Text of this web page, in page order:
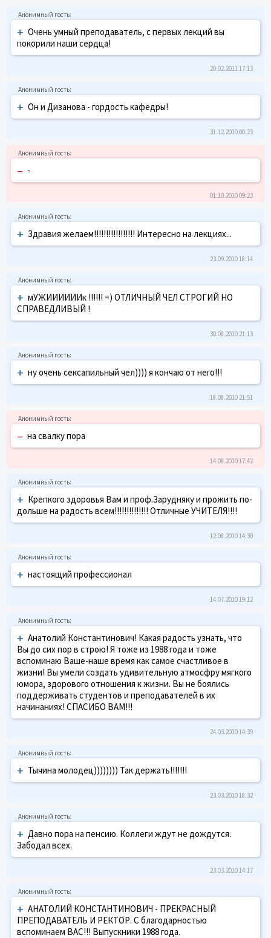
+ Очень умный преподаватель, с первых лекций вы
покорили наши сердца!
20.02.2011 17:13
+ Он и Дизанова - гордость кафедры!
31.12.2010 00:23
– -
01.10.2010 09:23
+ Здравия желаем!!!!!!!!!!!!!!!!! Интересно на лекциях...
23.09.2010 18:14
+ мУЖИИИИИИк !!!!!! =) ОТЛИЧНЫЙ ЧЕЛ СТРОГИЙ НО
СПРАВЕДЛИВЫЙ !
30.08.2010 21:13
+ ну очень сексапильный чел)))) я кончаю от него!!!
18.08.2010 21:51
– на свалку пора
14.08.2010 17:42
+ Крепкого здоровья Вам и проф.Зарудняку и прожить по-
дольше на радость всем!!!!!!!!!!!!!! Отличные УЧИТЕЛЯ!!!!
12.08.2010 14:30
+ настоящий профессионал
14.07.2010 19:12
+ Анатолий Константинович! Какая радость узнать, что
Вы до сих пор в строю! Я тоже из 1988 года и тоже
вспоминаю Ваше-наше время как самое счастливое в
жизни! Вы умели создать удивительную атмосфру мягкого
юмора, здорового отношения к жизни. Вы не боялись
поддерживать студентов и преподавателей в их
начинаниях! СПАСИБО ВАМ!!!
24.03.2010 14:39
+ Тычина молодец)))))))) Так держать!!!!!!!
23.03.2010 18:32
+ Давно пора на пенсию. Коллеги ждут не дождутся.
Забодал всех.
23.03.2010 14:17
+ АНАТОЛИЙ КОНСТАНТИНОВИЧ - ПРЕКРАСНЫЙ
ПРЕПОДАВАТЕЛЬ И РЕКТОР. С благодарностью
вспоминаем ВАС!!! Выпускники 1988 года.